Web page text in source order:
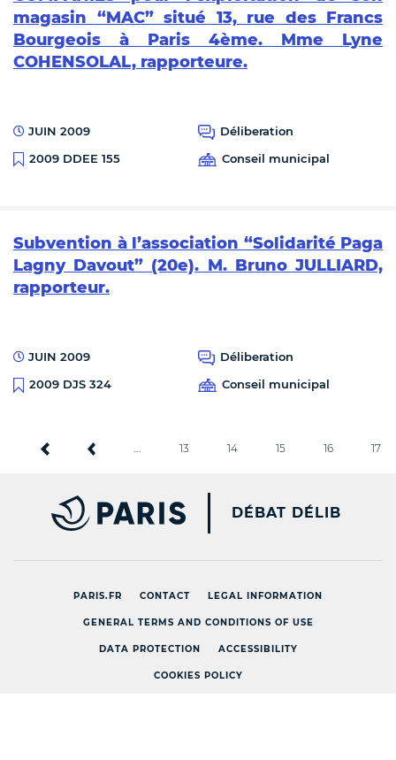
magasin “MAC” situé 13, rue des Francs
Bourgeois à Paris 4ème. Mme Lyne
COHENSOLAL, rapporteure.
JUIN 2009
Déliberation
2009 DDEE 155
Conseil municipal
Subvention à l’association “Solidarité Paga
Lagny Davout” (20e). M. Bruno JULLIARD,
rapporteur.
JUIN 2009
Déliberation
2009 DJS 324
Conseil municipal
... 13 14 15 16 17
PARIS.FR [NEW
DÉBAT DÉLIB
PARIS.FR CONTACT LEGAL INFORMATION
GENERAL TERMS AND CONDITIONS OF USE
DATA PROTECTION ACCESSIBILITY
COOKIES POLICY